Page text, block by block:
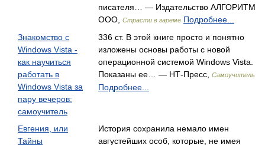
писателя… — Издательство АЛГОРИТМ
ООО,
Страсти в гареме Подробнее...
Знакомство с
Windows Vista -
как научиться
работать в
Windows Vista за
пару вечеров:
самоучитель
336 ст. В этой книге просто и понятно
изложены основы работы с новой
операционной системой Windows Vista.
Показаны ее… — НТ-Пресс,
Самоучитель
Подробнее...
Евгения, или
Тайны
История сохранила немало имен
августейших особ, которые, не имея